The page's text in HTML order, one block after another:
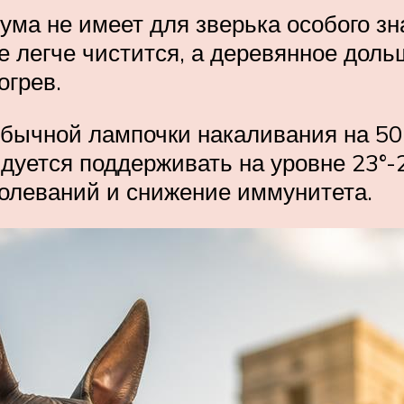
не имеет для зверька особого
чистится, а деревянное
лампочки накаливания на
поддерживать на уровне
и снижение иммунитета.